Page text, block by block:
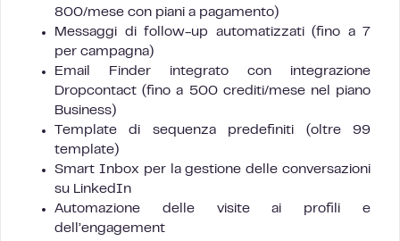
800/mese con piani a pagamento)
Messaggi di follow-up automatizzati (fino a 7
per campagna)
Email Finder integrato con integrazione
Dropcontact (fino a 500 crediti/mese nel piano
Business)
Template di sequenza predefiniti (oltre 99
template)
Smart Inbox per la gestione delle conversazioni
su LinkedIn
Automazione delle visite ai profili e
dell’engagement